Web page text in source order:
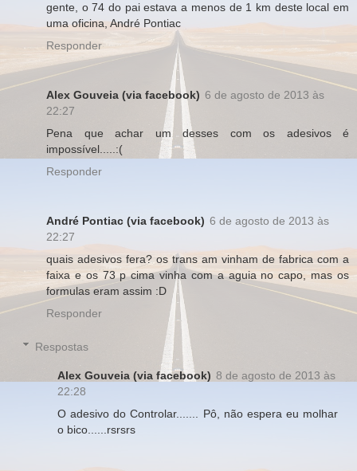
gente, o 74 do pai estava a menos de 1 km deste local em
uma oficina, André Pontiac
Responder
Alex Gouveia (via facebook) 6 de agosto de 2013 às
22:27
Pena que achar um desses com os adesivos é
impossível.....:(
Responder
André Pontiac (via facebook) 6 de agosto de 2013 às
22:27
quais adesivos fera? os trans am vinham de fabrica com a
faixa e os 73 p cima vinha com a aguia no capo, mas os
formulas eram assim :D
Responder
Respostas
Alex Gouveia (via facebook) 8 de agosto de 2013 às
22:28
O adesivo do Controlar....... Pô, não espera eu molhar
o bico......rsrsrs